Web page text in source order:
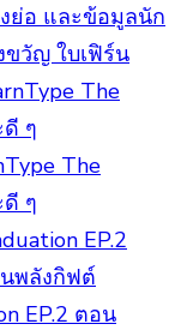
ย่อ และข้อมูลนัก
ขวัญ ใบเฟิร์น
The
ๆ
EP.2 ตอน